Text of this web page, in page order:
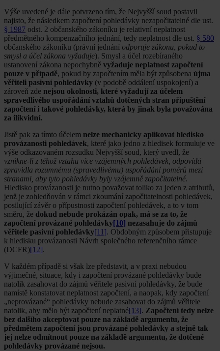
Výše uvedené je dále potvrzeno tím, že Nejvyšší soud postavil
najisto, že následkem započtení pohledávky nezapočitatelné dle ust.
§ 1987 odst. 2 občanského zákoníku je relativní neplatnost
předmětného kompenzačního jednání, tedy neplatnost dle ust. § 580
občanského zákoníku (právní jednání odporuje zákonu, pokud to
smysl a účel zákona vyžaduje). Smysl a účel rozebíraného
ustanovení zákona nepochybně vyžaduje neplatnost započtení
pouze v případě, pokud by započtením měla být způsobena újma
věřiteli pasivní pohledávky (v podobě oddálení uspokojení) a
zároveň zde nejsou okolnosti, které vyžadují za účelem
spravedlivého uspořádání vztahů dotčených stran připuštění
započtení i takové pohledávky, která by jinak byla považována
za ilikvidní.
Jistě pak za tímto účelem nelze mechanicky aplikovat hledisko
provázanosti pohledávek, které jako jedno z hledisek formuluje ve
výše odkazovaném rozsudku Nejvyšší soud, který uvedl, že
vznikne-li z téhož vztahu více vzájemných pohledávek, odpovídá
zpravidla rozumnému (spravedlivému) uspořádání poměrů mezi
stranami, aby tyto pohledávky byly vzájemně započitatelné.
Hledisko provázanosti je nutno považovat toliko za jeden z atributů,
jenž je zohledňován v rámci zkoumání započitatelnosti pohledávek,
posilující závěr o přípustnosti započtení pohledávek, a to v tom
směru, že dokud nebude prokázán opak, má se za to, že
započtení provázané pohledávky[10] nezasahuje do zájmů
věřitele pasivní pohledávky[11]. Obdobným způsobem přistupuje
k hledisku provázanosti Návrh společného referenčního rámce
(DCFR)[12].
V každém případě si však lze představit, a v praxi nebudou
výjimečné, situace, kdy i započtení provázané pohledávky bude
natolik zasahovat do zájmů věřitele pasivní pohledávky, že bude
namístě konstatovat neplatnost započtení, a naopak, kdy započtení
„neprovázané“ pohledávky nebude zasahovat do zájmů věřitele
natolik, aby mělo být započtení neplatné[13]. Započtení tedy nelze
bez dalšího akceptovat pouze na základě argumentu, že
předmětem započtení jsou provázané pohledávky a stejně tak
jej nelze odmítnout pouze na základě argumentu, že dotčené
pohledávky provázané nejsou.